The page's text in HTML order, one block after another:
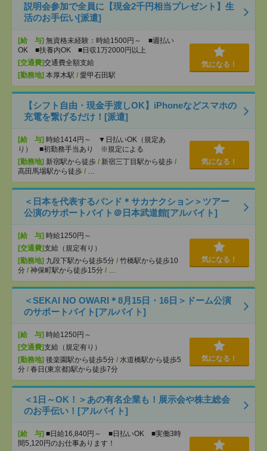
説明会参加で全員に【現金2千円相当プレゼント】生
活のお手伝い[派遣]
[給 与] 無資格未経験：時給1500円～ ■週払い
OK ■扶養内OK ■日収1万2000円以上
[交通費]交通費全額支給
[勤務地] 本厚木駅 / 愛甲石田駅
気になる！
【シフト自由・現金手渡しOK】iPhoneなどスマホの
充電を繋げるだけ！[派遣]
[給 与] 時給1414円～ ▼日払いOK（規定あ
り） ■初勤務手当あり ※規定による
[勤務地] 新宿駅から徒歩 / 新宿三丁目駅から徒歩 /
高田馬場駅から徒歩 / …
気になる！
＜日本を代表するバンド＊サカナクション＞ツアー
公演のサポートバイト＠日本武道館[アルバイト]
[給 与] 時給1250円～
[交通費]支給（規定有り）
[勤務地] 九段下駅から徒歩5分 / 竹橋駅から徒歩10
分 / 神保町駅から徒歩15分 / …
気になる！
＜SEKAI NO OWARI＊8月15日・16日＞ドーム公演
のサポートバイト[アルバイト]
[給 与] 時給1250円～
[交通費]支給（規定有り）
[勤務地] 後楽園駅から徒歩5分 / 水道橋駅から徒歩5
分 / 春日(東京都)駅から徒歩7分
気になる！
＜1日～OK！＞あの有名企業も！展示会や株主総会
のお手伝い！[アルバイト]
[給 与] ■日給16,840円～ ■日払いOK ■実働3時
間5,120円のお仕事あります！